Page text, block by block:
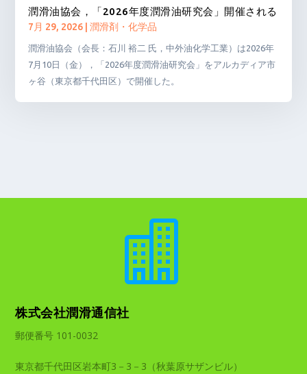
潤滑油協会，「2026年度潤滑油研究会」開催される
7月 29, 2026 |潤滑剤・化学品
潤滑油協会（会長：石川 裕二 氏，中外油化学工業）は2026年
7月10日（金），「2026年度潤滑油研究会」をアルカディア市
ヶ谷（東京都千代田区）で開催した。

株式会社潤滑通信社
郵便番号 101-0032
東京都千代田区岩本町3－3－3（秋葉原サザンビル）